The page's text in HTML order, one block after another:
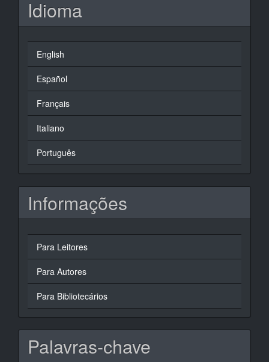
Idioma
English
Español
Français
Italiano
Português
Informações
Para Leitores
Para Autores
Para Bibliotecários
Palavras-chave